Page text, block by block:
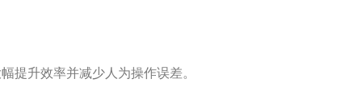
升效率并减少人为操作误差。